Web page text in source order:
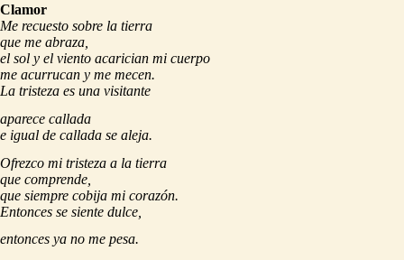
Clamor
Me recuesto sobre la tierra
que me abraza,
el sol y el viento acarician mi cuerpo
me acurrucan y me mecen.
La tristeza es una visitante
aparece callada
e igual de callada se aleja.
Ofrezco mi tristeza a la tierra
que comprende,
que siempre cobija mi corazón.
Entonces se siente dulce,
entonces ya no me pesa.